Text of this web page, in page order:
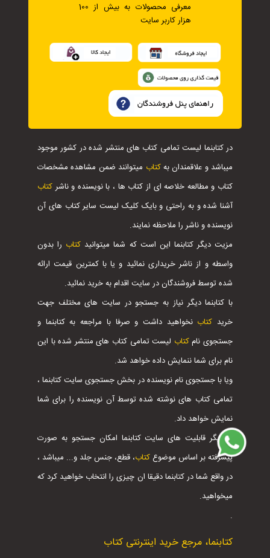
معرفی محصولات به بیش از 100
هزار کاربر سایت
کتابنما، مرجع خرید اینترنتی کتاب
در کتابنما لیست تمامی کتاب های منتشر شده در کشور موجود
میباشد و علاقمندان بهکتاب میتوانند ضمن مشاهده مشخصات
کتاب و مطالعه خلاصه ای از کتاب ها ، با نویسنده و ناشر کتاب
آشنا شده و به راحتی و بایک کلیک لیست سایر کتاب های آن
نویسنده و ناشر را ملاحظه نمایند.
مزیت دیگر کتابنما این است که شما میتوانید کتاب را بدون
واسطه و از ناشر خریداری نمائید و یا با کمترین قیمت ارائه
شده توسط فروشندگان در سایت اقدام به خرید نمائید.
با کتابنما دیگر نیاز به جستجو در سایت های مختلف جهت
خرید کتابنخواهید داشت و صرفا با مراجعه به کتابنما و
جستجوی نامکتاب لیست تمامی کتاب های منتشر شده با این
نام برای شما ننمایش داده خواهد شد.
ویا با جستجوی نام نویسنده در بخش جستجوی سایت کتابنما ،
تمامی کتاب های نوشته شده توسط آن نویسنده را برای شما
نمایش خواهد داد.
از دیگر قابلیت های سایت کتابنما امکان جستجو به صورت
پیشرفته بر اساس موضوع کتاب، قطع، جنس جلد و... میباشد ،
در واقع شما در کتابنما دقیقا ان چیزی را انتخاب خواهید کرد که
میخواهید.
.